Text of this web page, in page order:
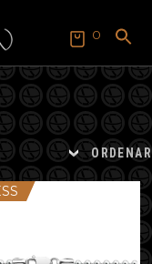
0
ORDENAR